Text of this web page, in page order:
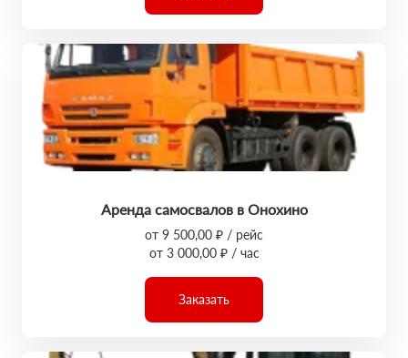
Аренда самосвалов в Онохино
от 9 500,00 ₽ / рейс
от 3 000,00 ₽ / час
Заказать